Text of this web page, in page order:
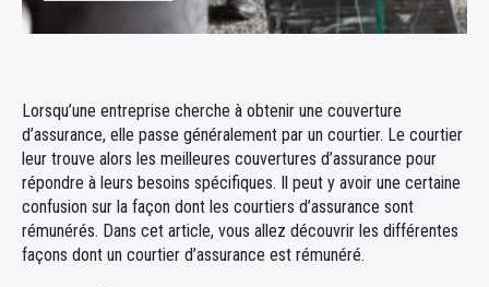
Lorsqu’une entreprise cherche à obtenir une couverture
d’assurance, elle passe généralement par un courtier. Le courtier
leur trouve alors les meilleures couvertures d’assurance pour
répondre à leurs besoins spécifiques. Il peut y avoir une certaine
confusion sur la façon dont les courtiers d’assurance sont
rémunérés. Dans cet article, vous allez découvrir les différentes
façons dont un courtier d’assurance est rémunéré.